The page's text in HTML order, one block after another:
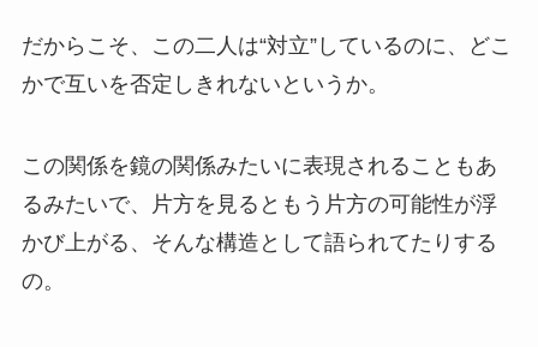
だからこそ、この二人は“対立”しているのに、どこ
かで互いを否定しきれないというか。
この関係を鏡の関係みたいに表現されることもあ
るみたいで、片方を見るともう片方の可能性が浮
かび上がる、そんな構造として語られてたりする
の。